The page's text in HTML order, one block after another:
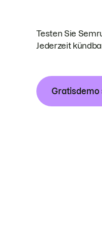
Testen Sie
Jederzeit
Gratisdemo